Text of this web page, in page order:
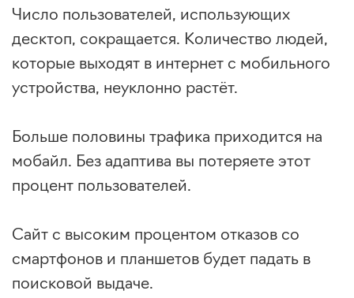
Число пользователей, использующих
десктоп, сокращается. Количество людей,
которые выходят в интернет с мобильного
устройства, неуклонно растёт.
Больше половины трафика приходится на
мобайл. Без адаптива вы потеряете этот
процент пользователей.
Сайт с высоким процентом отказов со
смартфонов и планшетов будет падать в
поисковой выдаче.